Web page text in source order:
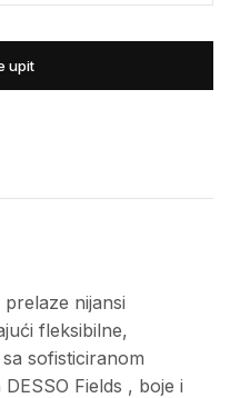
upit
nijansi
fleksibilne,
sofisticiranom
Fields , boje i